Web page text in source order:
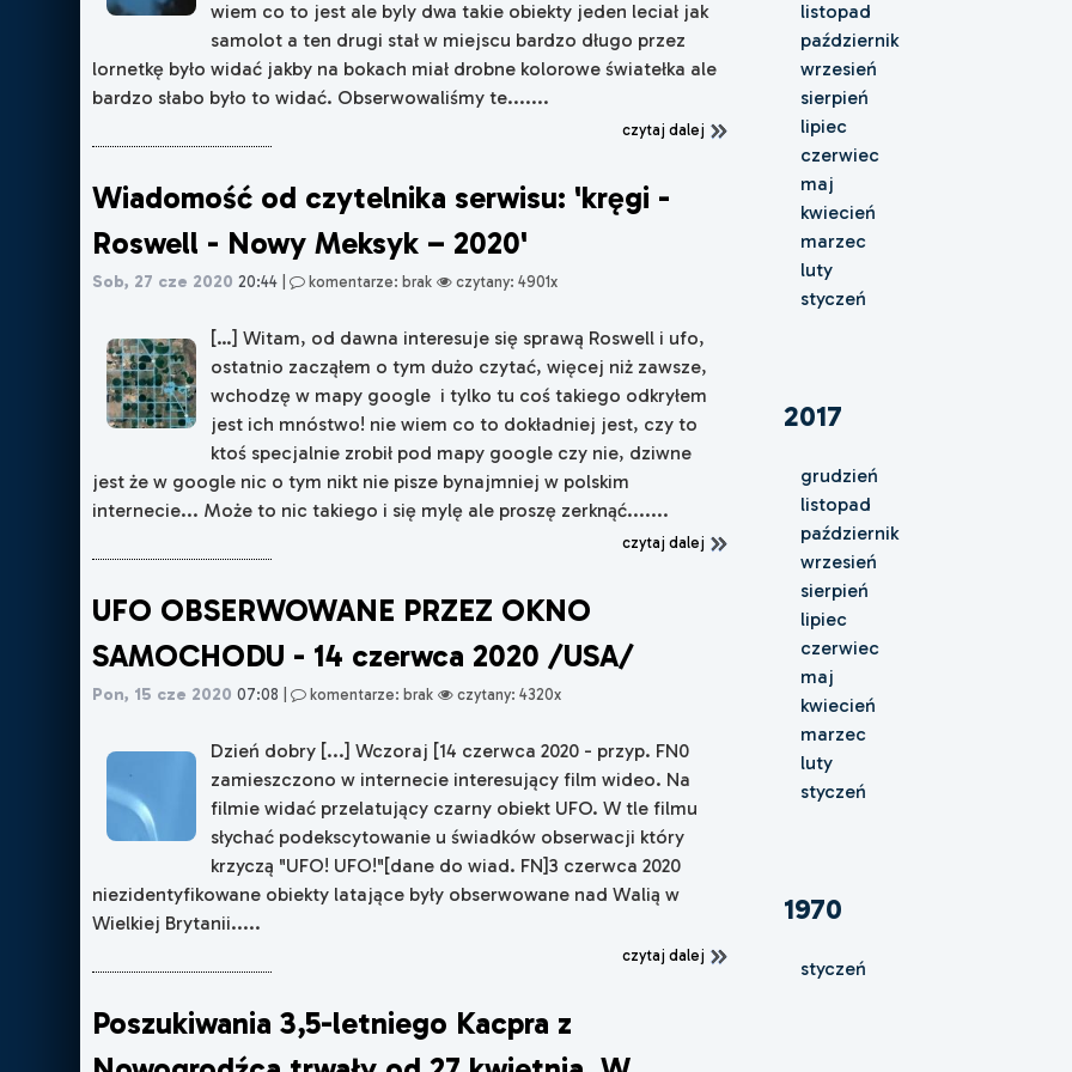
wiem co to jest ale byly dwa takie obiekty jeden leciał jak
samolot a ten drugi stał w miejscu bardzo długo przez
lornetkę było widać jakby na bokach miał drobne kolorowe światełka ale
bardzo słabo było to widać. Obserwowaliśmy te.......
czytaj dalej
Wiadomość od czytelnika serwisu: 'kręgi -
Roswell - Nowy Meksyk – 2020'
Sob, 27 cze 2020 20:44 | komentarze: brak czytany: 4901x
[…] Witam, od dawna interesuje się sprawą Roswell i ufo,
ostatnio zacząłem o tym dużo czytać, więcej niż zawsze,
wchodzę w mapy google i tylko tu coś takiego odkryłem
jest ich mnóstwo! nie wiem co to dokładniej jest, czy to
ktoś specjalnie zrobił pod mapy google czy nie, dziwne
jest że w google nic o tym nikt nie pisze bynajmniej w polskim
internecie... Może to nic takiego i się mylę ale proszę zerknąć.......
czytaj dalej
UFO OBSERWOWANE PRZEZ OKNO
SAMOCHODU - 14 czerwca 2020 /USA/
Pon, 15 cze 2020 07:08 | komentarze: brak czytany: 4320x
Dzień dobry [...] Wczoraj [14 czerwca 2020 - przyp. FN0
zamieszczono w internecie interesujący film wideo. Na
filmie widać przelatujący czarny obiekt UFO. W tle filmu
słychać podekscytowanie u świadków obserwacji który
krzyczą "UFO! UFO!"[dane do wiad. FN]3 czerwca 2020
niezidentyfikowane obiekty latające były obserwowane nad Walią w
Wielkiej Brytanii.​....
czytaj dalej
Poszukiwania 3,5-letniego Kacpra z
listopad
październik
wrzesień
sierpień
lipiec
czerwiec
maj
kwiecień
marzec
luty
styczeń
2017
grudzień
listopad
październik
wrzesień
sierpień
lipiec
czerwiec
maj
kwiecień
marzec
luty
styczeń
1970
styczeń